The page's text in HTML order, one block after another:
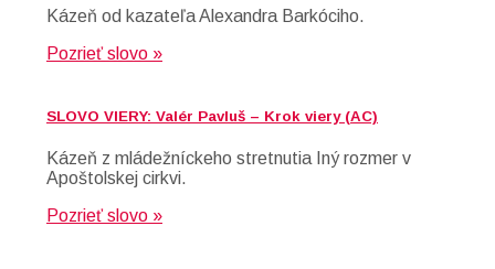
Kázeň od kazateľa Alexandra Barkóciho.
Pozrieť slovo »
SLOVO VIERY: Valér Pavluš – Krok viery (AC)
Kázeň z mládežníckeho stretnutia Iný rozmer v
Apoštolskej cirkvi.
Pozrieť slovo »